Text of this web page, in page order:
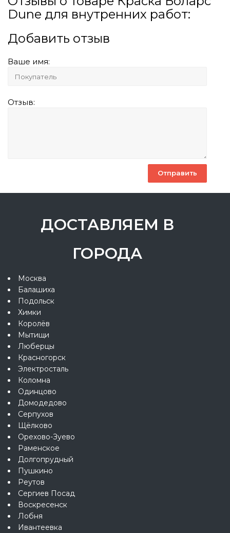
Dune для внутренних работ:
Добавить отзыв
Ваше имя:
Отзыв:
ДОСТАВЛЯЕМ В
ГОРОДА
Москва
Балашиха
Подольск
Химки
Королёв
Мытищи
Люберцы
Красногорск
Электросталь
Коломна
Одинцово
Домодедово
Серпухов
Щёлково
Орехово-Зуево
Раменское
Долгопрудный
Пушкино
Реутов
Сергиев Посад
Воскресенск
Лобня
Ивантеевка